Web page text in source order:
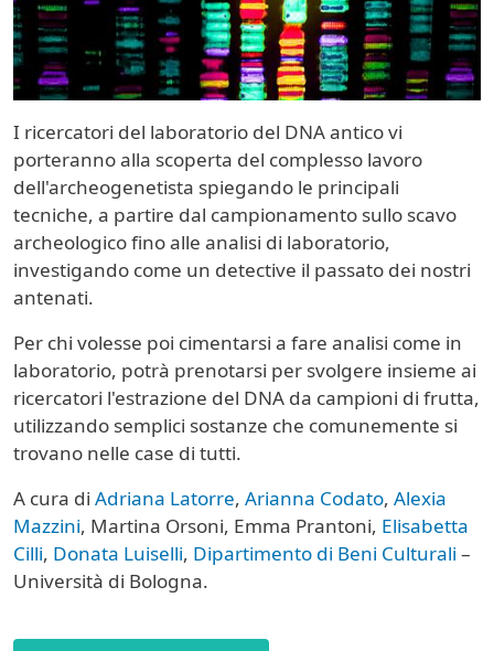
I ricercatori del laboratorio del DNA antico vi
porteranno alla scoperta del complesso lavoro
dell'archeogenetista spiegando le principali
tecniche, a partire dal campionamento sullo scavo
archeologico fino alle analisi di laboratorio,
investigando come un detective il passato dei nostri
antenati.
Per chi volesse poi cimentarsi a fare analisi come in
laboratorio, potrà prenotarsi per svolgere insieme ai
ricercatori l'estrazione del DNA da campioni di frutta,
utilizzando semplici sostanze che comunemente si
trovano nelle case di tutti.
A cura di Adriana Latorre, Arianna Codato, Alexia
Mazzini, Martina Orsoni, Emma Prantoni, Elisabetta
Cilli, Donata Luiselli, Dipartimento di Beni Culturali –
Università di Bologna.